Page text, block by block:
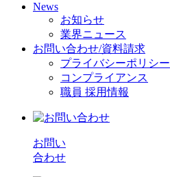
News
お知らせ
業界ニュース
お問い合わせ/資料請求
プライバシーポリシー
コンプライアンス
職員 採用情報
お問い
合わせ